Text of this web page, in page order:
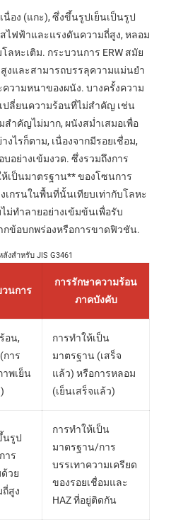
นื่อง (แกะ), ซึ่งขึ้นรูปเย็นเป็นรูป
ไฟฟ้าและแรงดันความถี่สูง, หลอม
ลหะเติม. กระบวนการ ERW สมัย
งและสามารถบรรลุความแม่นยำ
วามหนาของผนัง. บางครั้งความ
ลี่ยนความร้อนที่ไม่สำคัญ เช่น
ำคัญไม่มาก, ผนังสม่ำเสมอเพื่อ
งไรก็ตาม, เนื่องจากมีรอยเชื่อม,
อย่างเข้มงวด. ซึ่งรวมถึงการ
เป็นมาตรฐาน** ของโซนการ
เกรนในพื้นที่นั้นเทียบเท่ากับโลหะ
ม่ทำลายอย่างเข้มข้นเพื่อรับ
กข้อบกพร่องหรือการขาดฟิวชัน.
งสำหรับ JIS G3461
วนการ
การรักษาความร้อน
ภาคบังคับ
อน,
การ
าพเย็น
การทำให้เป็น
มาตรฐาน (เสร็จ
แล้ว) หรือการหลอม
(เย็นเสร็จแล้ว)
นรูป
าร
วย
ถี่สูง
การทำให้เป็น
มาตรฐาน/การ
บรรเทาความเครียด
ของรอยเชื่อมและ
HAZ ที่อยู่ติดกัน